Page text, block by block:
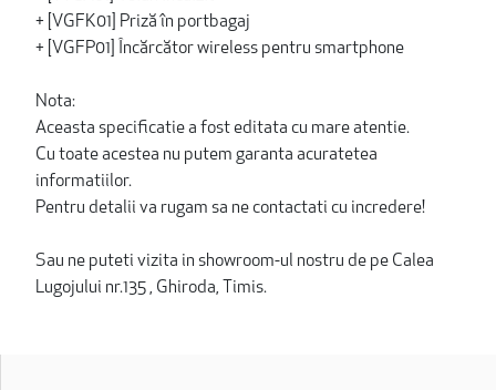
+ [VGFK01] Priză în portbagaj
+ [VGFP01] Încărcător wireless pentru smartphone
Nota:
Aceasta specificatie a fost editata cu mare atentie.
Cu toate acestea nu putem garanta acuratetea
informatiilor.
Pentru detalii va rugam sa ne contactati cu incredere!
Sau ne puteti vizita in showroom-ul nostru de pe Calea
Lugojului nr.135 , Ghiroda, Timis.